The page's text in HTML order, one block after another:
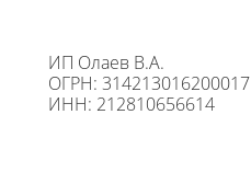
ИП Олаев В.А.
ОГРН: 314213016200017
ИНН: 212810656614